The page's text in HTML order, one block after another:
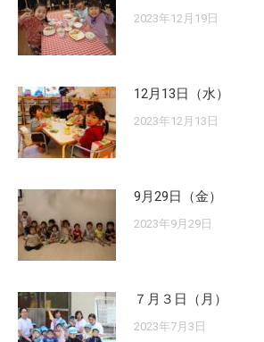
2023年12月19日
12月13日（水）
2023年12月13日
9月29日（金）
2023年9月29日
７月３日（月）
2023年7月3日